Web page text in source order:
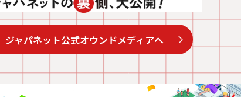
ジャパネット公式オウンドメディアへ